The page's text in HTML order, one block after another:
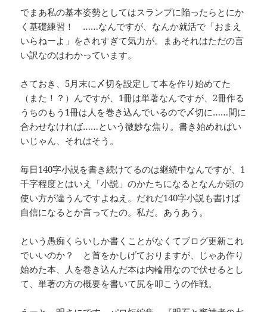
でまあ私の基本姿勢としてはスランプに陥ったらとにか
く基礎練習！ ……なんですが、なんか就活で「おまえ
いらねーよ」をされすぎて気力が。まあそれはただの言
い訳なのはわかっています。
さておき、5月末に〆切を設定して本を作り始めてた
（また！？）んですが、1冊は単著なんですが、2冊作る
うちのもう1冊は人を巻き込んでいるので〆切に……間に
合わせなければ……という微妙な焦り。書き始めればい
いじゃん、それはそう。
毎日140字小説を書き続けてるのは継続中なんですが、1
千字程度とはいえ「小説」のかたちになるとなんか頭の
使い方が違うんですよねえ。だれだ140字小説も書けば
自信になるとか言ってたの。私だ。あうあう。
という愚痴くらいしか書くことがなくてブログ更新これ
でいいのか？ と首をかしげておりますが、じゃあ作り
始めた本、人を巻き込んだ本は内輪用なので伏せるとし
て、単著の方の概要を書いて尻を叩こうの作戦。